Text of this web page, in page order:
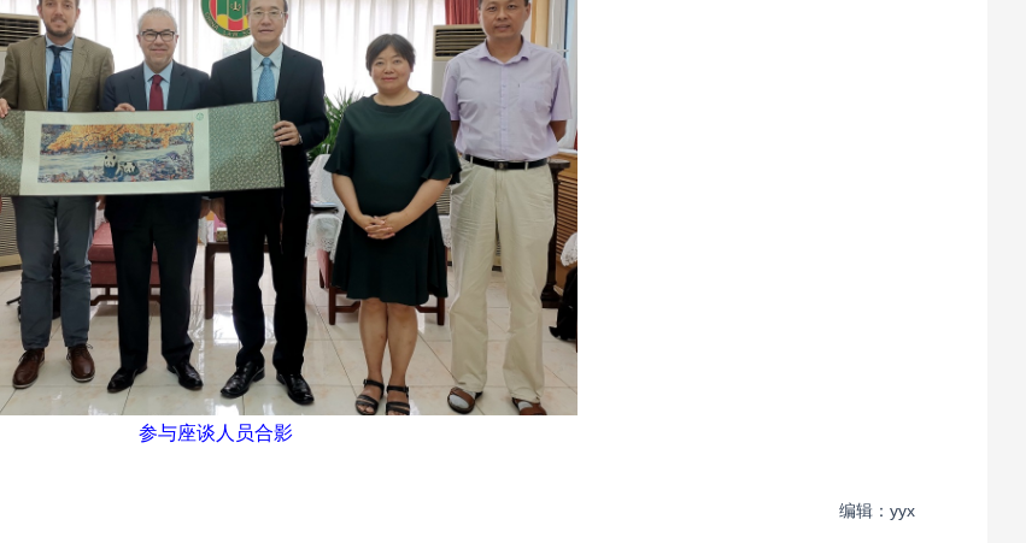
参与座谈人员合影
编辑：yyx